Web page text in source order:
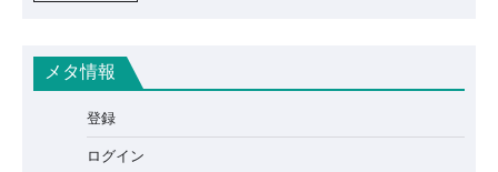
メタ情報
登録
ログイン